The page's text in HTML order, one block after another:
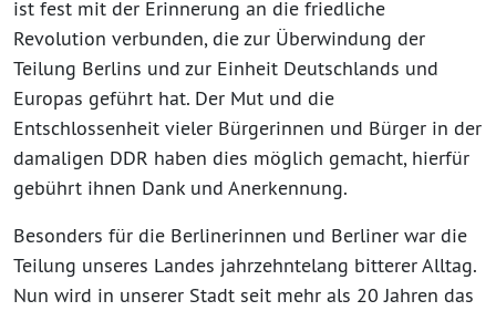
ist fest mit der Erinnerung an die friedliche
Revolution verbunden, die zur Überwindung der
Teilung Berlins und zur Einheit Deutschlands und
Europas geführt hat. Der Mut und die
Entschlossenheit vieler Bürgerinnen und Bürger in der
damaligen DDR haben dies möglich gemacht, hierfür
gebührt ihnen Dank und Anerkennung.
Besonders für die Berlinerinnen und Berliner war die
Teilung unseres Landes jahrzehntelang bitterer Alltag.
Nun wird in unserer Stadt seit mehr als 20 Jahren das